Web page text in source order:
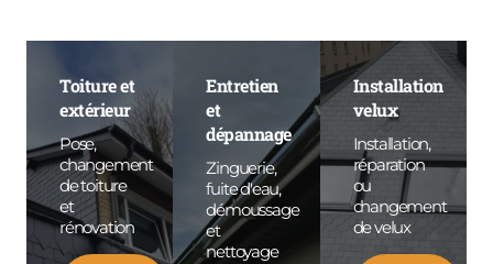
Toiture et
extérieur
Pose,
changement
de toiture
et
rénovation
Entretien
et
dépannage
Zinguerie,
fuite d'eau,
démoussage
et
nettoyage
Installation
velux
Installation,
réparation
ou
changement
de velux